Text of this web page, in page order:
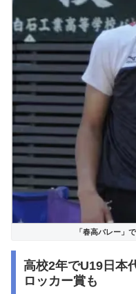
「春高バレー」
高校2年でU19日本
ロッカー賞も